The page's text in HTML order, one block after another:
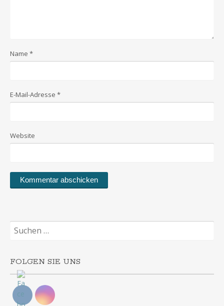
Name *
E-Mail-Adresse *
Website
Suchen
nach:
FOLGEN SIE UNS